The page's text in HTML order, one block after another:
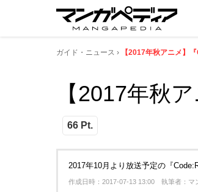
ガイド・ニュース 【2017年秋アニメ】
【2017年秋
66 Pt.
2017年10月より放送予定の『
作成日時：2017-07-13 13:00 執筆者：マ